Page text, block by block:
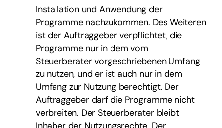
Installation und Anwendung der
Programme nachzukommen. Des Weiteren
ist der Auftraggeber verpflichtet, die
Programme nur in dem vom
Steuerberater vorgeschriebenen Umfang
zu nutzen, und er ist auch nur in dem
Umfang zur Nutzung berechtigt. Der
Auftraggeber darf die Programme nicht
verbreiten. Der Steuerberater bleibt
Inhaber der Nutzungsrechte. Der